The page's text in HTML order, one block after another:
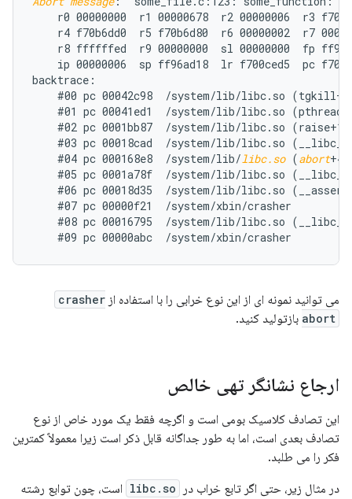
r0 00000000  r1 00000678  r2 00000006  r3
r4 f70b6dd0  r5 f70b6d80  r6 00000002  r7
r8 ffffffed  r9 00000000  sl 00000000  fp
ip 00000006  sp ff96ad18  lr f700ced5  pc
backtrace:
#00 pc 00042c98  /system/lib/libc.so
#01 pc 00041ed1  /system/lib/libc.so
#02 pc 0001bb87  /system/lib/libc.so
#03 pc 00018cad  /system/lib/libc.so
    #04 pc 000168e8  /system/lib/
libc.so (abort+4)
#05 pc 0001a78f  /system/lib/libc.so
#06 pc 00018d35  /system/lib/libc.so
    #07 pc 00000f21  /system/xbin/crasher
#08 pc 00016795  /system/lib/libc.so
می توانید نمونه ای از این نوع خرابی را با استفاده از crasher
abort بازتولید کنید.
ارجاع نشانگر تهی خالص
این تصادف کلاسیک بومی است و اگرچه فقط یک مورد خاص از نوع
تصادف بعدی است، اما به طور جداگانه قابل ذکر است زیرا معمولاً کمترین
فکر را می طلبد.
در مثال زیر، حتی اگر تابع خراب در
libc.so است، چون توابع رشته